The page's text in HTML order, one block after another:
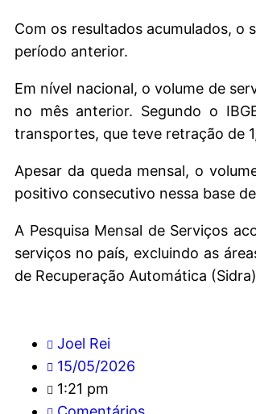
Com os resultados acumulados, o
período anterior.
Em nível nacional, o volume de
no mês anterior. Segundo o
transportes, que teve retração de
Apesar da queda mensal, o
positivo consecutivo nessa base
A Pesquisa Mensal de Serviços
serviços no país, excluindo as
de Recuperação Automática
Joel Rei
15/05/2026
1:21 pm